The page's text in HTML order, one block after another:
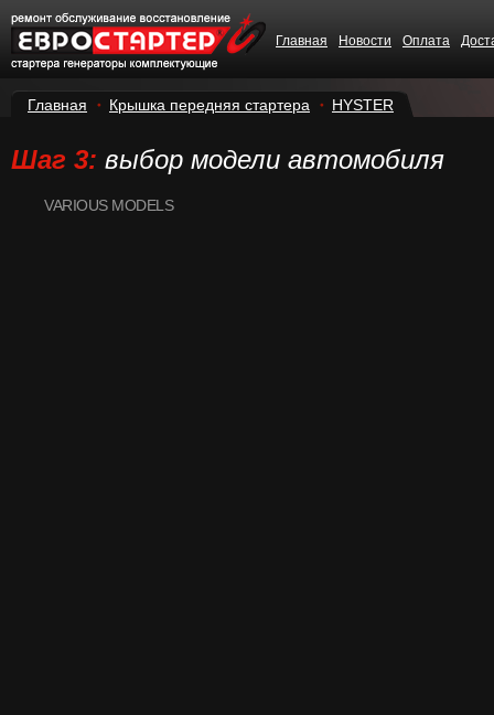
Главная Новости Оплата
Главная Крышка передняя стартера HYSTER
Шаг 3: выбор модели автомобиля
VARIOUS MODELS